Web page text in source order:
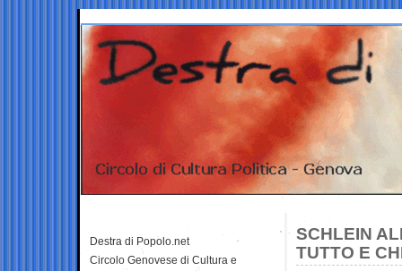
SCHLEIN
TUTTO E
Destra di Popolo.net
Circolo Genovese di Cultura e